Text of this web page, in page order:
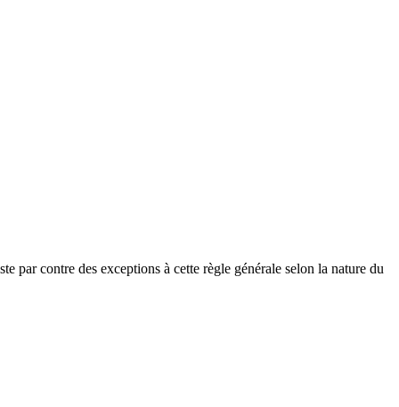
par contre des exceptions à cette règle générale selon la nature du